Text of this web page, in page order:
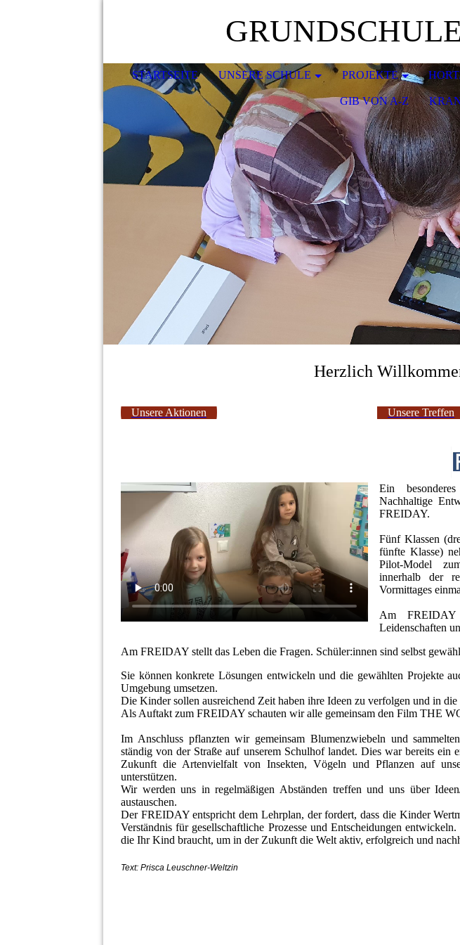
STARTSEITE UNSERE SCHULE PROJEKTE
GIB VON A-Z
Herzlich
Unsere Aktionen Unsere Treffen
Ein
Nachhaltige
FREIDAY.
Fünf Klassen
fünfte Klasse)
Pilot-Model
innerhalb der
Vormittages
Am
Leidenschaften
Am FREIDAY stellt das Leben die Fragen. Schüler:innen sind selbst
Sie können konkrete Lösungen entwickeln und die gewählten Projekte
Umgebung umsetzen.
Die Kinder sollen ausreichend Zeit haben ihre Ideen zu verfolgen und in
Als Auftakt zum FREIDAY schauten wir alle gemeinsam den Film THE
Im Anschluss pflanzten wir gemeinsam Blumenzwiebeln und
ständig von der Straße auf unserem Schulhof landet. Dies war bereits ein
Zukunft die Artenvielfalt von Insekten, Vögeln und Pflanzen auf
unterstützen.
Wir werden uns in regelmäßigen Abständen treffen und uns über
austauschen.
Der FREIDAY entspricht dem Lehrplan, der fordert, dass die Kinder
Verständnis für gesellschaftliche Prozesse und Entscheidungen
die Ihr Kind braucht, um in der Zukunft die Welt aktiv, erfolgreich und
Text: Prisca Leuschner-Weltzin